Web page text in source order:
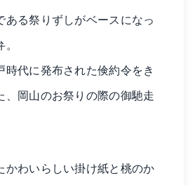
ある祭りずしがベースになっ
時代に発布された倹約令をき
、岡山のお祭りの際の御馳走
かわいらしい掛け紙と桃のか